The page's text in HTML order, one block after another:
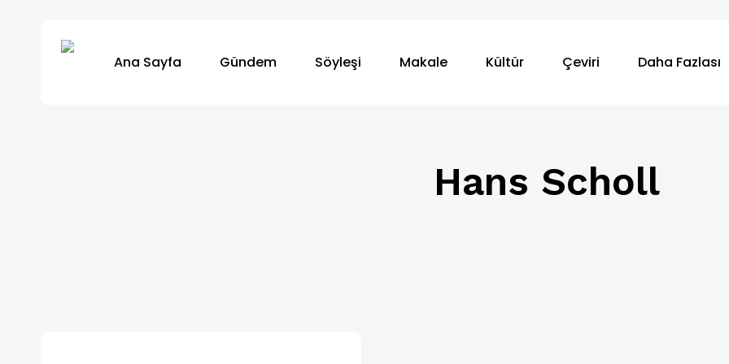
Ana Sayfa Gündem Söyleşi Makale Kültür Çeviri Daha Fazlası
Hans Scholl